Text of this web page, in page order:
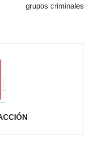
grupos criminales